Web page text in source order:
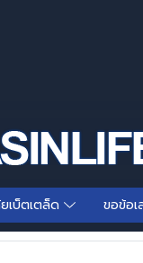
เบ็ตเตล็ด ขอข้อ